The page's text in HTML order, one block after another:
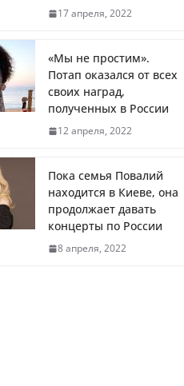
украинцев
Вера Брежнева уехала из РФ и
помогает украинским
беженцам в Польше
Литва первой в Европе
полностью отказалась от
российского газа
17 апреля, 2022
«Мы не простим».
Потап оказался от всех
своих наград,
полученных в России
12 апреля, 2022
Пока семья Повалий
находится в Киеве, она
продолжает давать
концерты по России
8 апреля, 2022